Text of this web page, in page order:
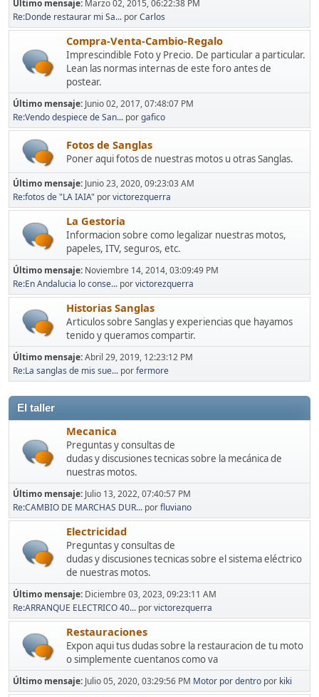
Último mensaje: Marzo 02, 2015, 06:22:38 PM
Re:Donde restaurar mi Sa... porCarlos
Compra-Venta-Cambio-Regalo
Imprescindible Foto y Precio. De particular a particular.
Lean las normas internas de este foro antes de
postear.
Último mensaje: Junio 02, 2017, 07:48:07 PM
Re:Vendo despiece de San... porgafico
Fotos de Sanglas
Poner aqui fotos de nuestras motos u otras Sanglas.
Último mensaje: Junio 23, 2020, 09:23:03 AM
Re:fotos de "LA IAIA" porvictorezquerra
La Gestoria
Informacion sobre como legalizar nuestras motos,
papeles, ITV, seguros, etc.
Último mensaje: Noviembre 14, 2014, 03:09:49 PM
Re:En Andalucia lo conse... porvictorezquerra
Historias Sanglas
Articulos sobre Sanglas y experiencias que hayamos
tenido y queramos compartir.
Último mensaje:Abril 29, 2019, 12:23:12 PM
Re:La sanglas de mis sue... porfermore
El taller
Mecanica
Preguntas y consultas de
dudas y discusiones tecnicas sobre la mecánica de
nuestras motos.
Último mensaje: Julio 13, 2022, 07:40:57 PM
Re:CAMBIO DE MARCHAS DUR... porfluviano
Electricidad
Preguntas y consultas de
dudas y discusiones tecnicas sobre el sistema eléctrico
de nuestras motos.
Último mensaje: Diciembre 03, 2023, 09:23:11 AM
Re:ARRANQUE ELECTRICO 40... porvictorezquerra
Restauraciones
Expon aqui tus dudas sobre la restauracion de tu moto
o simplemente cuentanos como va
Último mensaje: Julio 05, 2020, 03:29:56 PM Motor por dentro por kiki